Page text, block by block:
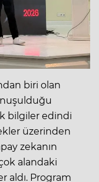
biri olan
bilgiler edindi
üzerinden
zekanın
alandaki
aldı. Program